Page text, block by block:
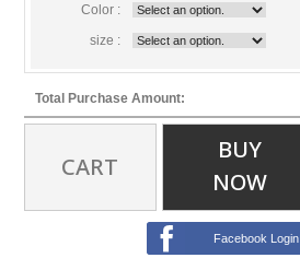
Color :
size :
Total Purchase Amount:
CART
BUY
NOW
Facebook Login